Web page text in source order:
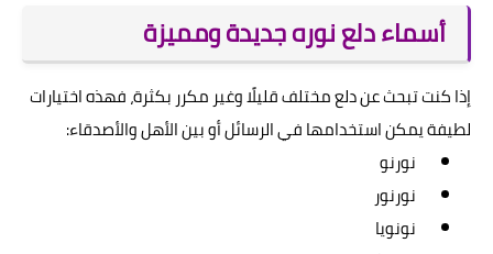
أسماء دلع نوره جديدة ومميزة
إذا كنت تبحث عن دلع مختلف قليلًا وغير مكرر بكثرة، فهذه اختيارات
لطيفة يمكن استخدامها في الرسائل أو بين الأهل والأصدقاء:
نورنو
نورنور
نونويا